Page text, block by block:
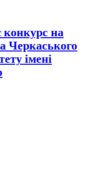
на
Черкаського
імені